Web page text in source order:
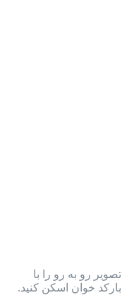
رو به رو را با
خوان اسکن کنید.